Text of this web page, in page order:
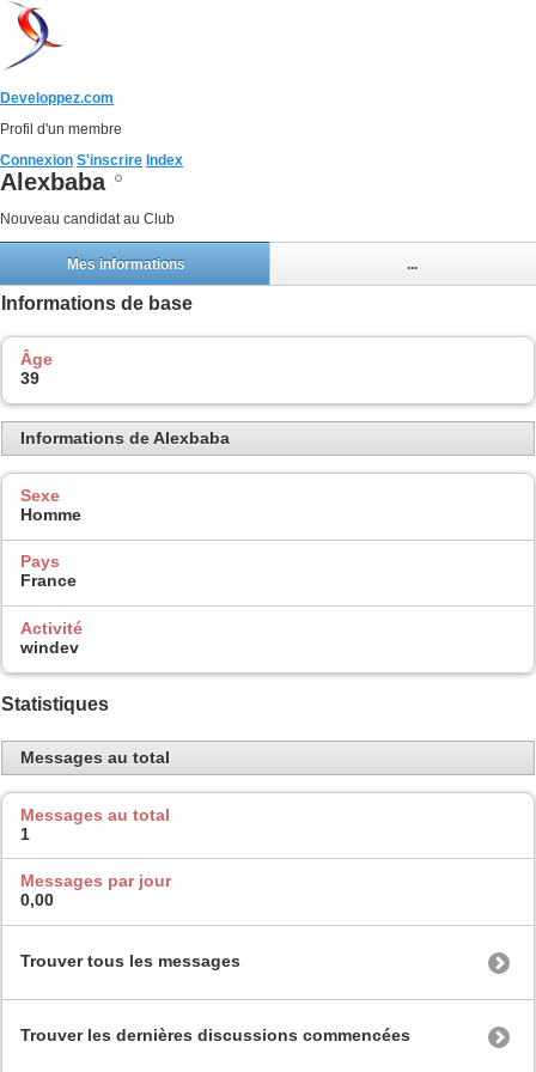
Developpez.com
Profil d'un membre
Connexion S'inscrire Index
Alexbaba
Nouveau candidat au Club
Mes informations ...
Informations de base
Âge
39
Informations de Alexbaba
Sexe
Homme
Pays
France
Activité
windev
Statistiques
Messages au total
Messages au total
1
Messages par jour
0,00
Trouver tous les messages
Trouver les dernières discussions commencées